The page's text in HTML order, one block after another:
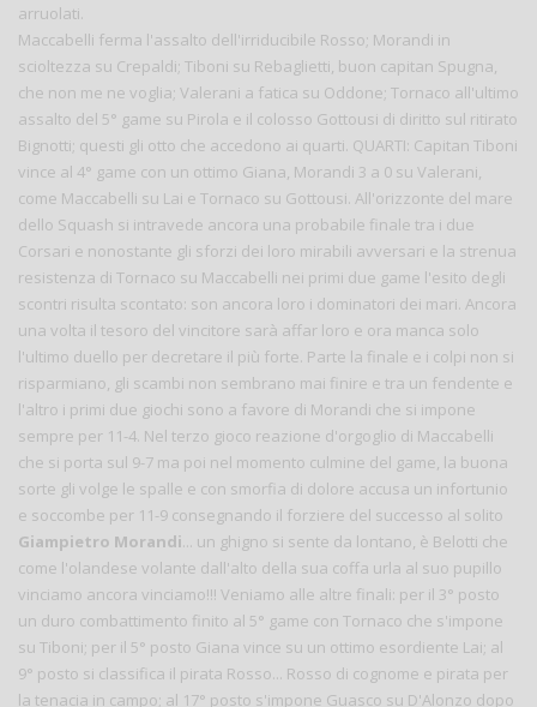
arruolati.
Maccabelli ferma l'assalto dell'irriducibile Rosso; Morandi in
scioltezza su Crepaldi; Tiboni su Rebaglietti, buon capitan Spugna,
che non me ne voglia; Valerani a fatica su Oddone; Tornaco all'ultimo
assalto del 5° game su Pirola e il colosso Gottousi di diritto sul ritirato
Bignotti; questi gli otto che accedono ai quarti. QUARTI: Capitan Tiboni
vince al 4° game con un ottimo Giana, Morandi 3 a 0 su Valerani,
come Maccabelli su Lai e Tornaco su Gottousi. All'orizzonte del mare
dello Squash si intravede ancora una probabile finale tra i due
Corsari e nonostante gli sforzi dei loro mirabili avversari e la strenua
resistenza di Tornaco su Maccabelli nei primi due game l'esito degli
scontri risulta scontato: son ancora loro i dominatori dei mari. Ancora
una volta il tesoro del vincitore sarà affar loro e ora manca solo
l'ultimo duello per decretare il più forte. Parte la finale e i colpi non si
risparmiano, gli scambi non sembrano mai finire e tra un fendente e
l'altro i primi due giochi sono a favore di Morandi che si impone
sempre per 11-4. Nel terzo gioco reazione d'orgoglio di Maccabelli
che si porta sul 9-7 ma poi nel momento culmine del game, la buona
sorte gli volge le spalle e con smorfia di dolore accusa un infortunio
e soccombe per 11-9 consegnando il forziere del successo al solito
Giampietro Morandi... un ghigno si sente da lontano, è Belotti che
come l'olandese volante dall'alto della sua coffa urla al suo pupillo
vinciamo ancora vinciamo!!! Veniamo alle altre finali: per il 3° posto
un duro combattimento finito al 5° game con Tornaco che s'impone
su Tiboni; per il 5° posto Giana vince su un ottimo esordiente Lai; al
9° posto si classifica il pirata Rosso... Rosso di cognome e pirata per
la tenacia in campo; al 17° posto s'impone Guasco su D'Alonzo dopo